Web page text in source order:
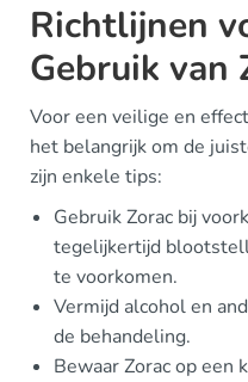
Richtlijnen
Gebruik van
Voor een veilige en
het belangrijk om de
zijn enkele tips:
Gebruik Zorac bij
tegelijkertijd
te voorkomen.
Vermijd alcohol en
de behandeling.
Bewaar Zorac op een